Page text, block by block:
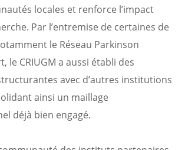
locales et renforce l’impact
Par l’entremise de certaines de
le Réseau Parkinson
le CRIUGM a aussi établi des
avec d’autres institutions
ainsi un maillage
déjà bien engagé.